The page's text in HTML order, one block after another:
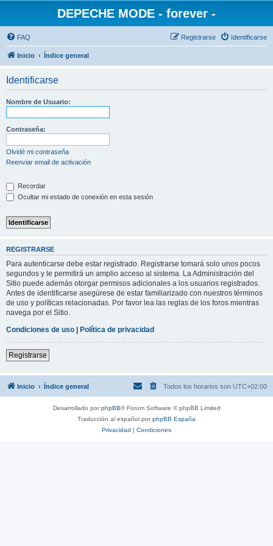
DEPECHE MODE - forever -
FAQ Identificarse
Registrarse
Inicio Índice general
Identificarse
Nombre de Usuario:
Contraseña:
Olvidé mi contraseña
Reenviar email de activación
Recordar
Ocultar mi estado de conexión en esta sesión
REGISTRARSE
Para autenticarse debe estar registrado. Registrarse tomará solo unos pocos
segundos y le permitirá un amplio acceso al sistema. La Administración del
Sitio puede además otorgar permisos adicionales a los usuarios registrados.
Antes de identificarse asegúrese de estar familiarizado con nuestros términos
de uso y políticas relacionadas. Por favor lea las reglas de los foros mientras
navega por el Sitio.
Condiciones de uso | Política de privacidad
Registrarse
Inicio Índice general Todos los horarios son UTC+02:00
Desarrollado porphpBB® Forum Software © phpBB Limited
Traducción al español porphpBB España
Privacidad | Condiciones